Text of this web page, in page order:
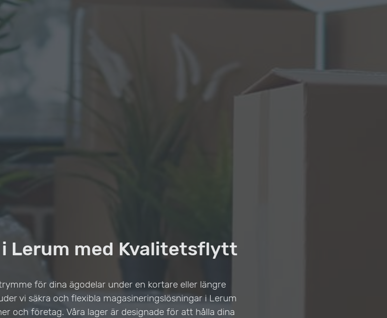
Lerum med Kvalitetsflytt
för dina ägodelar under en kortare eller längre
vi säkra och flexibla magasineringslösningar i Lerum
och företag. Våra lager är designade för att hålla dina